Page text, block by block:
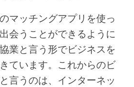
マッチングアプリを使っ
会うことができるように
業と言う形でビジネスを
ています。これからのビ
言うのは、インターネッ